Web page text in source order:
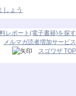
しょう
レポート(電子書籍)を探す
メルマガ読者増加サービス
スゴワザ TOP